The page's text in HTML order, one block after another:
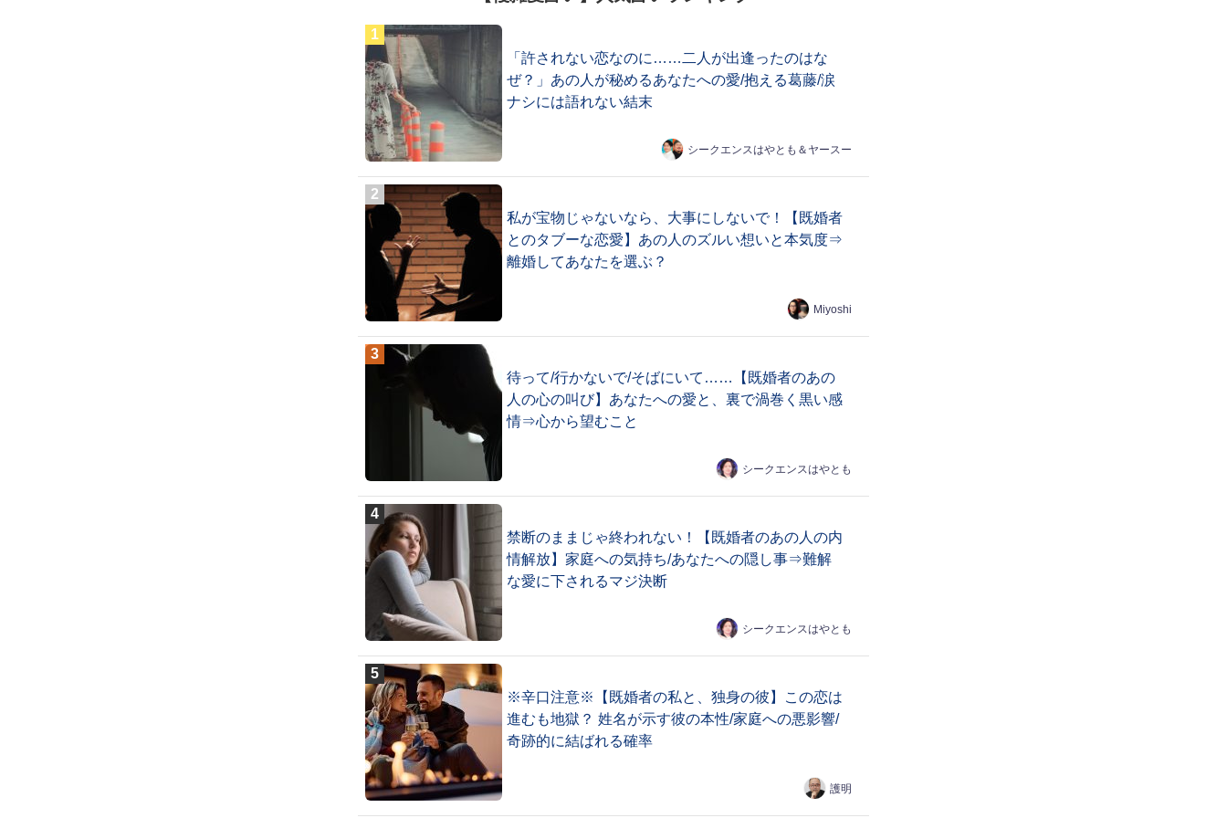
「許されない恋なのに……二人が出逢ったのはな
ぜ？」あの人が秘めるあなたへの愛/抱える葛藤/涙
ナシには語れない結末
シークエンスはやとも＆ヤースー
私が宝物じゃないなら、大事にしないで！【既婚者
とのタブーな恋愛】あの人のズルい想いと本気度⇒
離婚してあなたを選ぶ？
Miyoshi
待って/行かないで/そばにいて……【既婚者のあの
人の心の叫び】あなたへの愛と、裏で渦巻く黒い感
情⇒心から望むこと
シークエンスはやとも
禁断のままじゃ終われない！【既婚者のあの人の内
情解放】家庭への気持ち/あなたへの隠し事⇒難解
な愛に下されるマジ決断
シークエンスはやとも
※辛口注意※【既婚者の私と、独身の彼】この恋は
進むも地獄？ 姓名が示す彼の本性/家庭への悪影響/
奇跡的に結ばれる確率
護明